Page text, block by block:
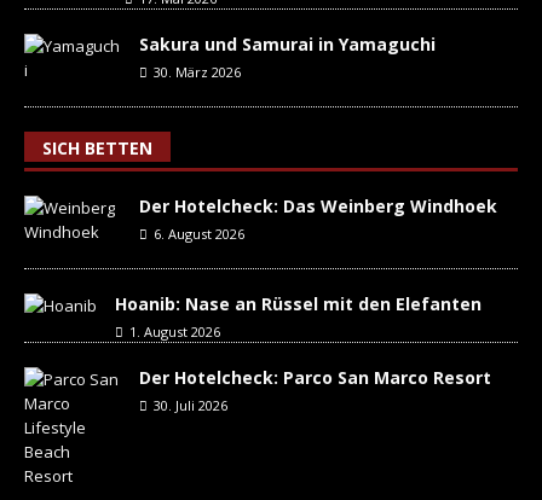
Sakura und Samurai in Yamaguchi
30. März 2026
SICH BETTEN
Der Hotelcheck: Das Weinberg Windhoek
6. August 2026
Hoanib: Nase an Rüssel mit den Elefanten
1. August 2026
Der Hotelcheck: Parco San Marco Resort
30. Juli 2026